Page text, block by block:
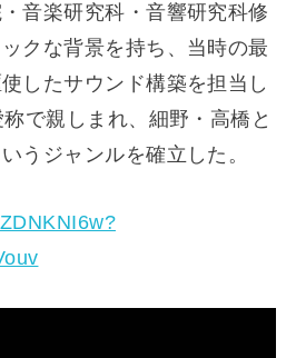
音楽研究科・音響研究科修
クな背景を持ち、当時の最
したサウンド構築を担当し
で親しまれ、細野・高橋と
うジャンルを確立した。